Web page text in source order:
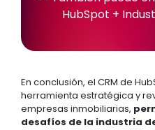
HubSpot +
En conclusión, el CRM de
herramienta estratégica y
empresas inmobiliarias,
desafíos de la industria